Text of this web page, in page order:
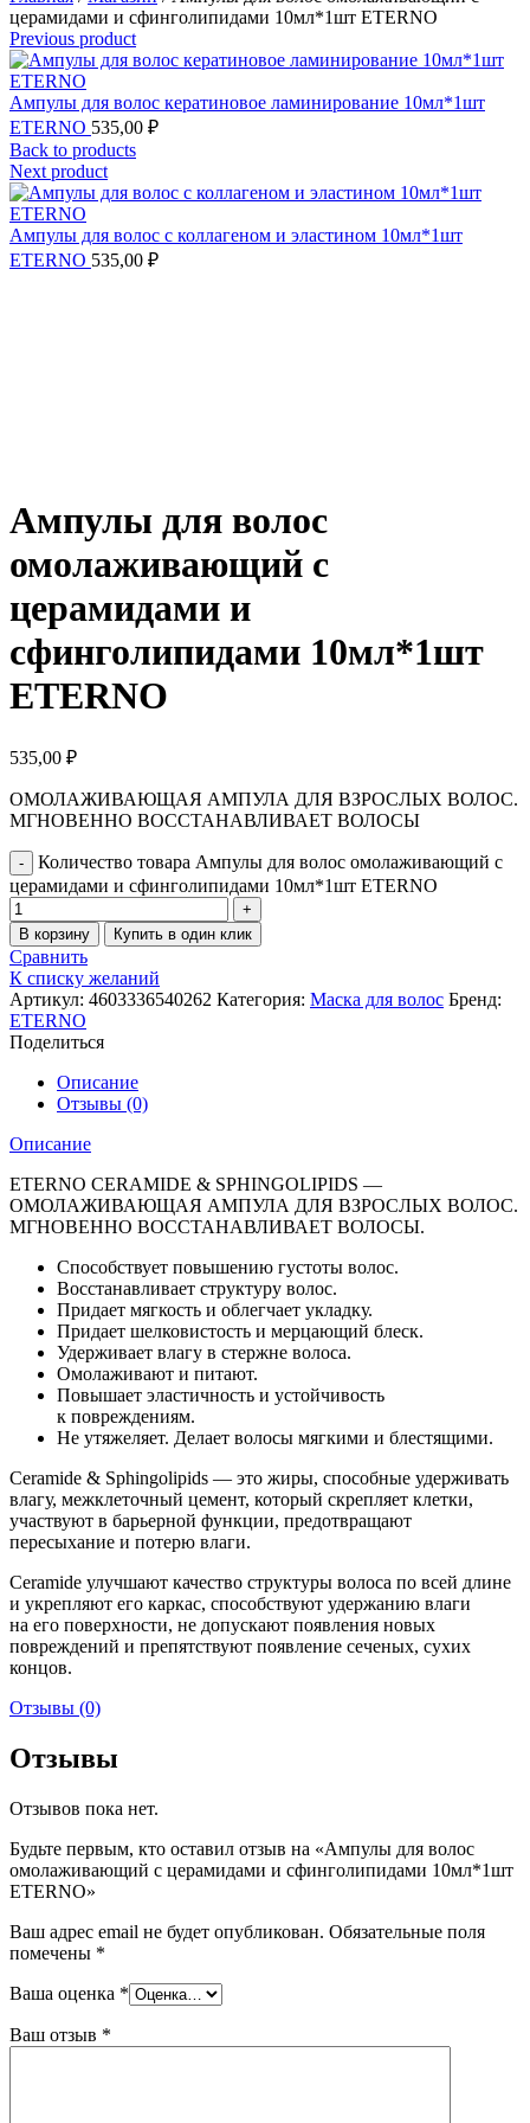
церамидами и сфинголипидами 10мл*1шт ETERNO
Previous product
Ампулы для волос кератиновое ламинирование 10мл*1шт
ETERNO 535,00 ₽
Back to products
Next product
Ампулы для волос с коллагеном и эластином 10мл*1шт
ETERNO 535,00 ₽
Ампулы для волос
омолаживающий с
церамидами и
сфинголипидами 10мл*1шт
ETERNO
535,00 ₽
ОМОЛАЖИВАЮЩАЯ АМПУЛА ДЛЯ ВЗРОСЛЫХ ВОЛОС.
МГНОВЕННО ВОССТАНАВЛИВАЕТ ВОЛОСЫ
Количество товара Ампулы для волос омолаживающий с
церамидами и сфинголипидами 10мл*1шт ETERNO
В корзину Купить в один клик
Сравнить
К списку желаний
Артикул: 4603336540262 Категория: Маска для волос Бренд:
ETERNO
Поделиться
Описание
Отзывы (0)
Описание
ETERNO CERAMIDE & SPHINGOLIPIDS —
ОМОЛАЖИВАЮЩАЯ АМПУЛА ДЛЯ ВЗРОСЛЫХ ВОЛОС.
МГНОВЕННО ВОССТАНАВЛИВАЕТ ВОЛОСЫ.
Cпособствует повышению густоты волос.
Восстанавливает структуру волос.
Придает мягкость и облегчает укладку.
Придает шелковистость и мерцающий блеск.
Удерживает влагу в стержне волоса.
Омолаживают и питают.
Повышает эластичность и устойчивость
к повреждениям.
Не утяжеляет. Делает волосы мягкими и блестящими.
Ceramide & Sphingolipids — это жиры, способные удерживать
влагу, межклеточный цемент, который скрепляет клетки,
участвуют в барьерной функции, предотвращают
пересыхание и потерю влаги.
Ceramide улучшают качество структуры волоса по всей длине
и укрепляют его каркас, способствуют удержанию влаги
на его поверхности, не допускают появления новых
повреждений и препятствуют появление сеченых, сухих
концов.
Отзывы (0)
Отзывы
Отзывов пока нет.
Будьте первым, кто оставил отзыв на «Ампулы для волос
омолаживающий с церамидами и сфинголипидами 10мл*1шт
ETERNO»
Ваш адрес email не будет опубликован. Обязательные поля
помечены *
Ваша оценка *
Ваш отзыв *